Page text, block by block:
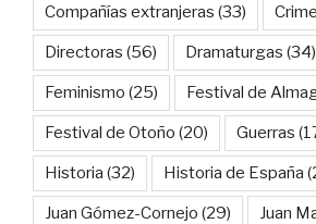
Compañías extranjeras (33)
Directoras (56) Dramaturgas (34)
Feminismo (25) Festival de
Festival de Otoño (20) Guerras
Historia (32) Historia de España
Juan Gómez-Cornejo (29) Juan